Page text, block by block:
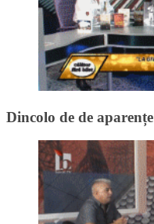
Dincolo de de aparențe